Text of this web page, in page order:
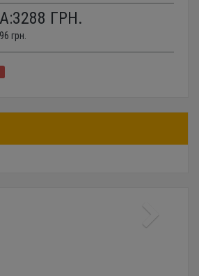
3288 ГРН.
грн.